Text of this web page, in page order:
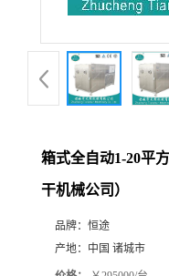
箱式全自动1-20平
干机械公司）
品牌： 恒途
产地： 中国 诸城市